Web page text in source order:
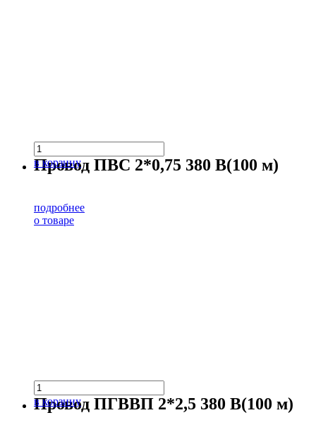
в корзину
Провод ПВС 2*0,75 380 В(100 м)
подробнее
о товаре
в корзину
Провод ПГВВП 2*2,5 380 В(100 м)